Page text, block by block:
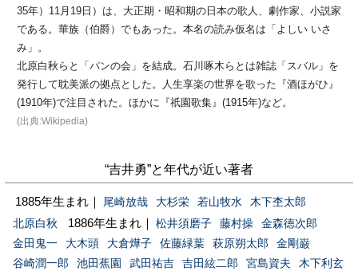
35年）11月19日）は、大正期・昭和期の日本の歌人、劇作家、小説家
である。華族（伯爵）でもあった。本名の読み仮名は「よしい いさ
み」。
北原白秋らと「パンの会」を結成。石川啄木らとは雑誌「スバル」を
発行して耽美派の拠点とした。人生享楽の世界を歌った『酒ほがひ』
(1910年)で注目された。ほかに『祇園歌集』(1915年)など。
(出典:Wikipedia)
“吉井勇”と年代が近い著者
1885年生まれ｜ 尾崎放哉 大杉栄 若山牧水
木下杢太郎
北原白秋
1886年生まれ｜ 松井須磨子 藤村操
金森徳次郎
金田鬼一
大木頭 大倉燁子 佐藤緑葉 萩原朔太郎
金剛巌
谷崎潤一郎
池田蕉園 武田祐吉 吉田絃二郎 宮島資夫
木下利玄